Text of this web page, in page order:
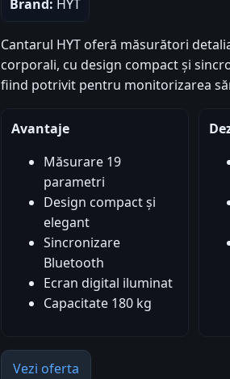
Brand: HYT
Cantarul HYT oferă măsurători
corporali, cu design compact și
fiind potrivit pentru monitorizarea
Avantaje
Măsurare 19
parametri
Design compact și
elegant
Sincronizare
Bluetooth
Ecran digital iluminat
Capacitate 180 kg
Vezi oferta